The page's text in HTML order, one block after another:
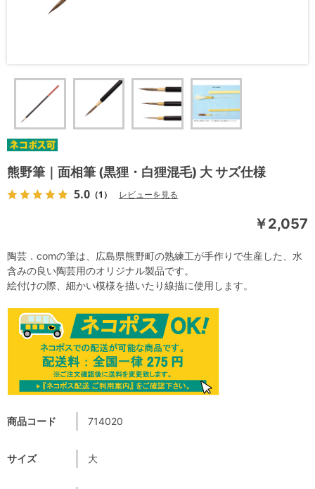
熊野筆｜面相筆 (黒狸・白狸混毛) 大 サズ仕様
5.0 （1） レビューを見る
￥2,057
商品コード 714020
サイズ 大
陶芸．comの筆は、広島県熊野町の熟練工が手作りで生産した、水
含みの良い陶芸用のオリジナル製品です。
絵付けの際、細かい模様を描いたり線描に使用します。